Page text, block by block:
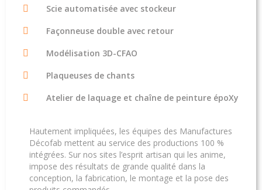
Scie automatisée avec stockeur
Façonneuse double avec retour
Modélisation 3D-CFAO
Plaqueuses de chants
Atelier de laquage et chaîne de peinture époXy
Hautement impliquées, les équipes des Manufactures
Décofab mettent au service des productions 100 %
intégrées. Sur nos sites l’esprit artisan qui les anime,
impose des résultats de grande qualité dans la
conception, la fabrication, le montage et la pose des